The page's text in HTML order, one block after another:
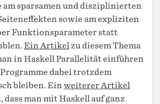
am sparsamen und disziplinierten
sowie am expliziten
Funktionsparameter statt
Ein Artikelzu diesem Thema
in Haskell Parallelität einführen
dabei trotzdem
bleiben. Einweiterer Artikel
man mit Haskell auf ganz